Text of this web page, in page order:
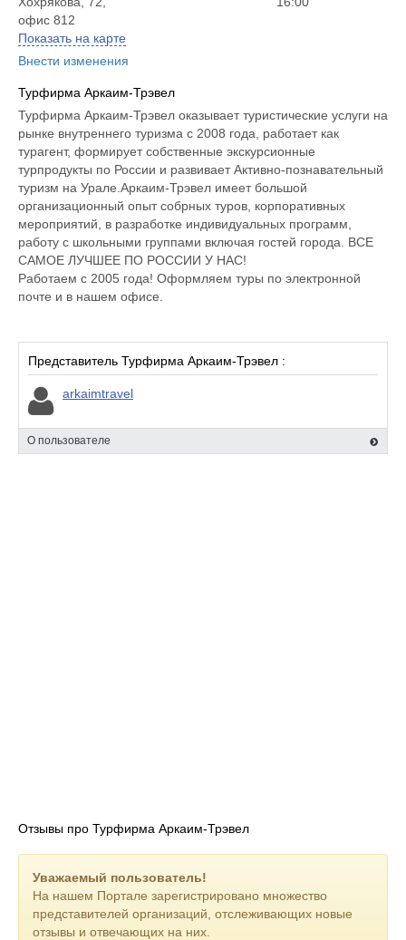
офис 812
Показать на карте
Внести изменения
Турфирма Аркаим-Трэвел
Турфирма Аркаим-Трэвел оказывает туристические услуги на
рынке внутреннего туризма с 2008 года, работает как
турагент, формирует собственные экскурсионные
турпродукты по России и развивает Активно-познавательный
туризм на Урале.Аркаим-Трэвел имеет большой
организационный опыт собрных туров, корпоративных
мероприятий, в разработке индивидуальных программ,
работу с школьными группами включая гостей города. ВСЕ
САМОЕ ЛУЧШЕЕ ПО РОССИИ У НАС!
Работаем с 2005 года! Оформляем туры по электронной
почте и в нашем офисе.
Представитель Турфирма Аркаим-Трэвел :
arkaimtravel
О пользователе
Отзывы про Турфирма Аркаим-Трэвел
Уважаемый пользователь!
На нашем Портале зарегистрировано множество
представителей организаций, отслеживающих новые
отзывы и отвечающих на них.